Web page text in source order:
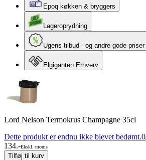
Epoq køkken & bryggers
Lageroprydning
Ugens tilbud - og andre gode priser
Elgiganten Erhverv
Lord Nelson Termokrus Champagne 35cl
Dette produkt er endnu ikke blevet bedømt.0
134.-Ekskl. moms
Tilføj til kurv